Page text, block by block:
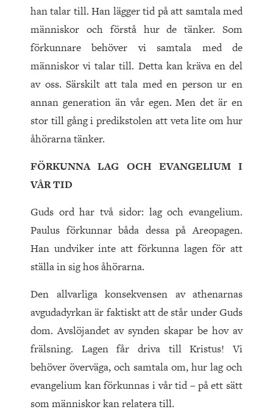
han talar till. Han lägger tid på att samtala med
människor och förstå hur de tänker. Som
förkunnare behöver vi samtala med de
människor vi talar till. Detta kan kräva en del
av oss. Särskilt att tala med en person ur en
annan generation än vår egen. Men det är en
stor till gång i predikstolen att veta lite om hur
åhörarna tänker.
FÖRKUNNA LAG OCH EVANGELIUM I
VÅR TID
Guds ord har två sidor: lag och evangelium.
Paulus förkunnar båda dessa på Areopagen.
Han undviker inte att förkunna lagen för att
ställa in sig hos åhörarna.
Den allvarliga konsekvensen av athenarnas
avgudadyrkan är faktiskt att de står under Guds
dom. Avslöjandet av synden skapar be hov av
frälsning. Lagen får driva till Kristus! Vi
behöver överväga, och samtala om, hur lag och
evangelium kan förkunnas i vår tid – på ett sätt
som människor kan relatera till.